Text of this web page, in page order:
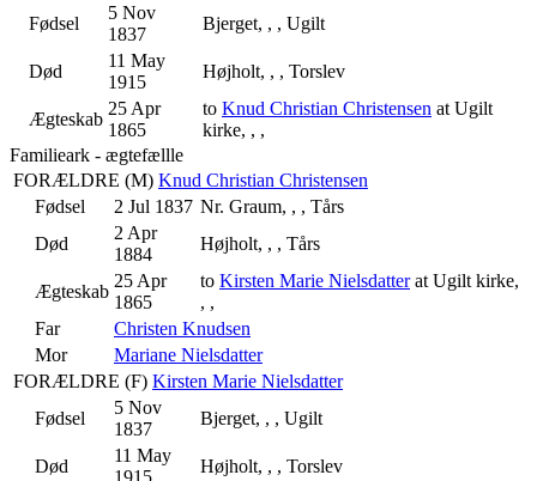
Fødsel
5 Nov
1837
Bjerget, , , Ugilt
Død
11 May
1915
Højholt, , , Torslev
Ægteskab
25 Apr
1865
to Knud Christian Christensen at Ugilt
kirke, , ,
Familieark - ægtefællle
FORÆLDRE (M) Knud Christian Christensen
Fødsel
2 Jul 1837 Nr. Graum, , , Tårs
Død
2 Apr
1884
Højholt, , , Tårs
Ægteskab
25 Apr
1865
to Kirsten Marie Nielsdatter at Ugilt kirke,
, ,
Far
Christen Knudsen
Mor
Mariane Nielsdatter
FORÆLDRE (F) Kirsten Marie Nielsdatter
Fødsel
5 Nov
1837
Bjerget, , , Ugilt
Død
11 May
1915
Højholt, , , Torslev